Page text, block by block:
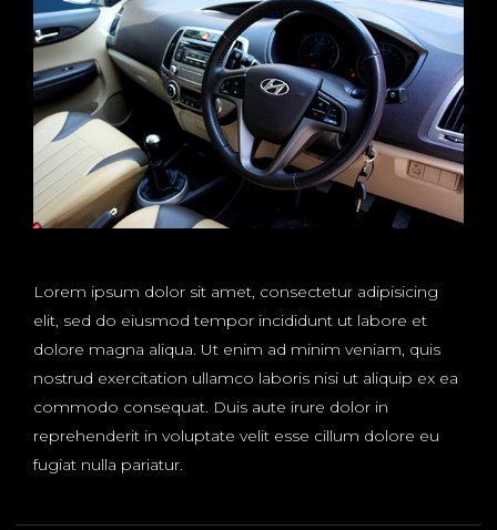
Lorem ipsum dolor sit amet, consectetur adipisicing
elit, sed do eiusmod tempor incididunt ut labore et
dolore magna aliqua. Ut enim ad minim veniam, quis
nostrud exercitation ullamco laboris nisi ut aliquip ex ea
commodo consequat. Duis aute irure dolor in
reprehenderit in voluptate velit esse cillum dolore eu
fugiat nulla pariatur.